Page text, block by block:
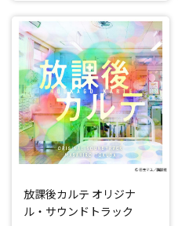
放課後カルテ オリジナ
ル・サウンドトラック